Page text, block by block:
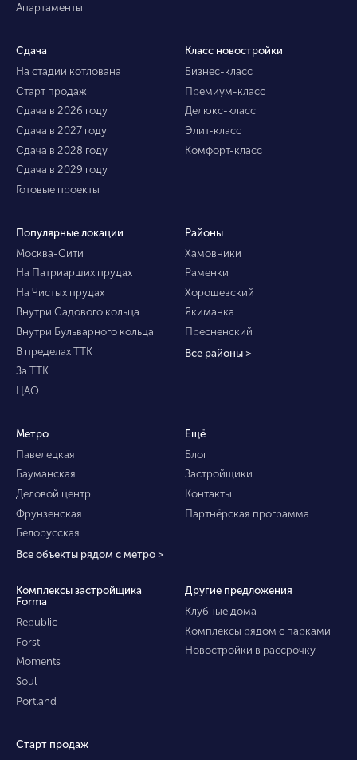
Апартаменты
Сдача
На стадии котлована
Старт продаж
Сдача в 2026 году
Сдача в 2027 году
Сдача в 2028 году
Сдача в 2029 году
Готовые проекты
Класс новостройки
Бизнес-класс
Премиум-класс
Делюкс-класс
Элит-класс
Комфорт-класс
Популярные локации
Москва-Сити
На Патриарших прудах
На Чистых прудах
Внутри Садового кольца
Внутри Бульварного кольца
В пределах ТТК
За ТТК
ЦАО
Районы
Хамовники
Раменки
Хорошевский
Якиманка
Пресненский
Все районы >
Метро
Павелецкая
Бауманская
Деловой центр
Фрунзенская
Белорусская
Все объекты рядом с метро >
Ещё
Блог
Застройщики
Контакты
Партнёрская программа
Комплексы застройщика
Forma
Republic
Forst
Moments
Soul
Portland
Другие предложения
Клубные дома
Комплексы рядом с парками
Новостройки в рассрочку
Старт продаж